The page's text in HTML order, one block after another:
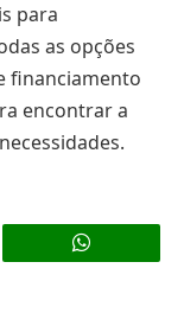
para
as opções
financiamento
encontrar a